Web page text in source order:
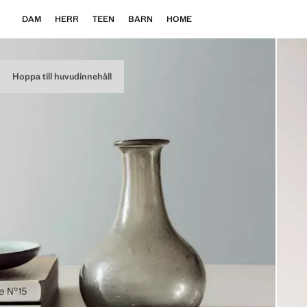
Hoppa till huvudinnehåll
DAM HERR TEEN BARN HOME